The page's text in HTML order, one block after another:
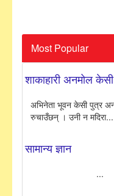
Most Popular
शाकाहारी अनमोल केसी
अभिनेता भूवन केसी पुत्र
रुचाउँछन् । उनी न मदिरा...
सामान्य ज्ञान
...